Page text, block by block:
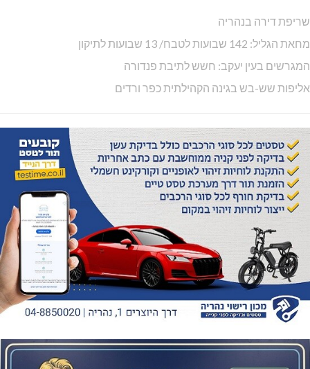
שריפת דירה בנהריה
מחאת הגליל: 142 שבועות לטבח/ 13 שבועות לתיקון
המגרשים בעין יעקב: חשש לתיבת פנדורה
אליפות שש-בש בגינה הקהילתית כפר ורדים